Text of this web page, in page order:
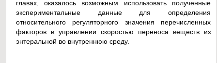
главах, оказалось возможным использовать полученные
экспериментальные данные для определения
относительного регуляторного значения перечисленных
факторов в управлении скоростью переноса веществ из
энтеральной во внутреннюю среду.